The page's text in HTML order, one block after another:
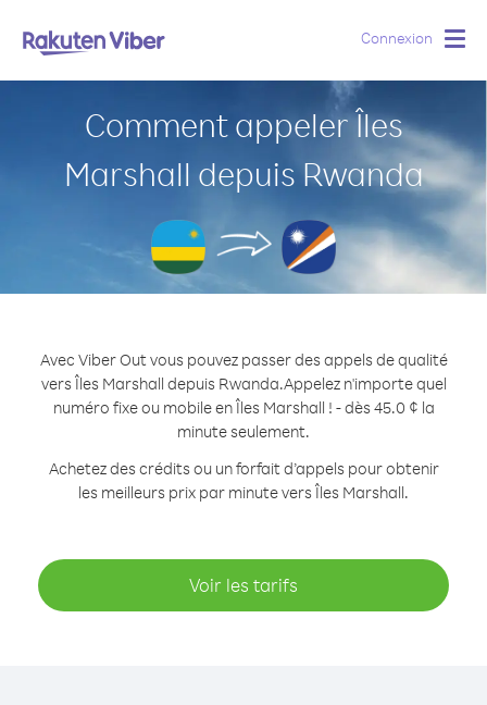
Connexion
Comment appeler Îles
Marshall depuis Rwanda
Avec Viber Out vous pouvez passer des appels de qualité
vers Îles Marshall depuis Rwanda.Appelez n'importe quel
numéro fixe ou mobile en Îles Marshall ! - dès 45.0 ¢ la
minute seulement.
Achetez des crédits ou un forfait d’appels pour obtenir
les meilleurs prix par minute vers Îles Marshall.
Voir les tarifs